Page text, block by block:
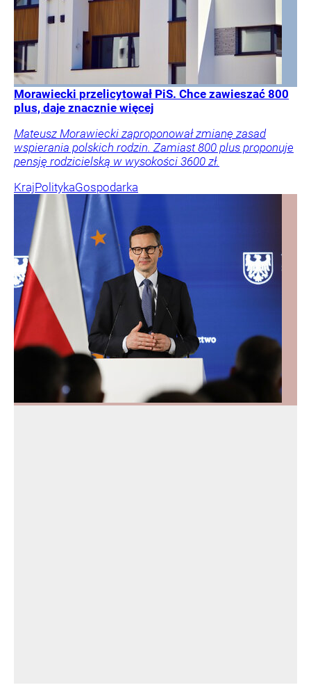
Morawiecki przelicytował PiS. Chce zawieszać 800
plus, daje znacznie więcej
Mateusz Morawiecki zaproponował zmianę zasad
wspierania polskich rodzin. Zamiast 800 plus proponuje
pensję rodzicielską w wysokości 3600 zł.
KrajPolitykaGospodarka